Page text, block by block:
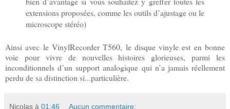
extensions proposées, comme les outils d’ajustage ou le
microscope stéréo)
Ainsi avec le VinylRecorder T560, le disque vinyle est en bonne
voie pour vivre de nouvelles histoires glorieuses, parmi les
inconditionnels d’un support analogique qui n’a jamais réellement
perdu de sa distinction si...particulière.
Nicolas à 01:46 Aucun commentaire: